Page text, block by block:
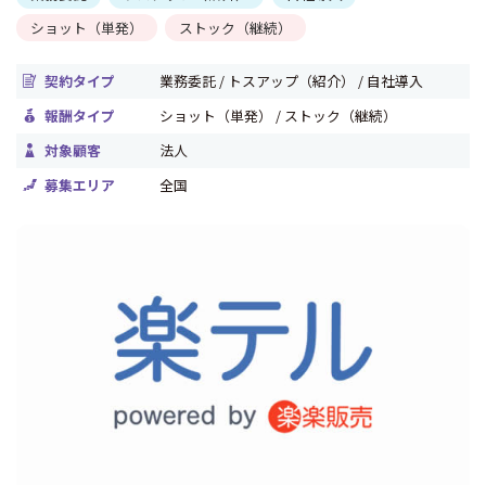
ショット（単発）
ストック（継続）
契約タイプ
業務委託 / トスアップ（紹介） / 自社導入
報酬タイプ
ショット（単発） / ストック（継続）
対象顧客
法人
募集エリア
全国